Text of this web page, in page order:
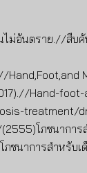
ม่อันตราย.//สื
Hand-
treatment/
โภชนาก
นาการสำหรับเ